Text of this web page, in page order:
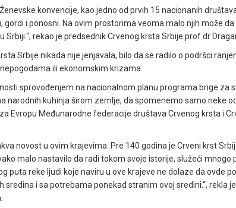
konvencije, kao jedno od prvih 15 nacionanih
i ponosni. Na ovim prostorima veoma malo njih može
rekao je predsednik Crvenog krsta Srbije prof.dr
Srbije nikada nije jenjavala, bilo da se radilo o podršci
ili ekonomskim krizama.
sprovođenjem na nacionalnom planu programa brige za
kuhinja širom zemlje, da spomenemo samo neke od
Evropu Međunarodne federacije društava Crvenog krsta i
novost u ovim krajevima. Pre 140 godina je Crveni krst
malo nastavilo da radi tokom svoje istorije, služeći mnogo
puta reke ljudi koje naviru u ove krajeve ne dolaze da ovde
i sa potrebama ponekad stranim ovoj sredini.“, rekla